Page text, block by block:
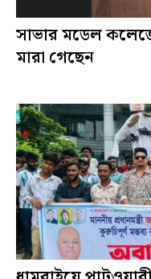
সাভার মডেল
মারা গেছেন